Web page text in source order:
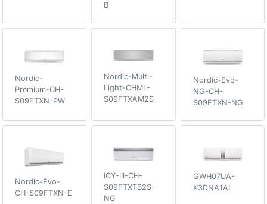
B
Nordic-
Premium-CH-
S09FTXN-PW
Nordic-Multi-
Light-CHML-
S09FTXAM2S
Nordic-Evo-
NG-CH-
S09FTXN-NG
Nordic-Evo-
CH-S09FTXN-E
ICY-III-CH-
S09FTXTB2S-
NG
GWH07UA-
K3DNA1AI